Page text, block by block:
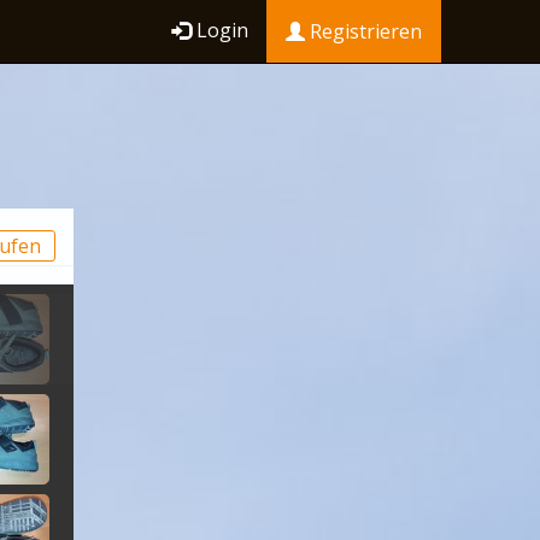
Login Registrieren